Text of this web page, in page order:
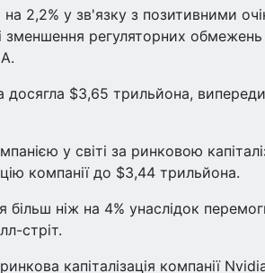
на 2,2% у зв'язку з позитивними
зменшення регуляторних обмежень
досягла $3,65 трильйона,
у світі за ринковою
компанії до $3,44 трильйона.
більш ніж на 4% унаслідок
стріт.
капіталізація компанії